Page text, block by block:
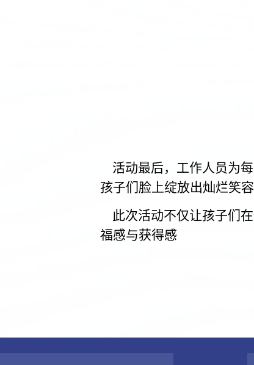
活动最后，工作人员为
孩子们脸上绽放出灿烂笑
此次活动不仅让孩子们
福感与获得感